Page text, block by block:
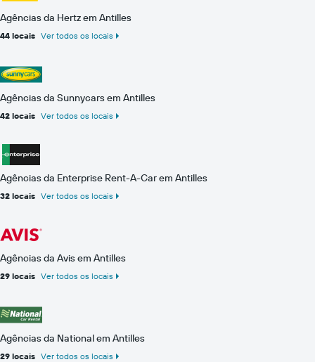
Agências da Hertz em Antilles
44 locais Ver todos os locais
Agências da Sunnycars em Antilles
42 locais Ver todos os locais
Agências da Enterprise Rent-A-Car em Antilles
32 locais Ver todos os locais
Agências da Avis em Antilles
29 locais Ver todos os locais
Agências da National em Antilles
29 locais Ver todos os locais